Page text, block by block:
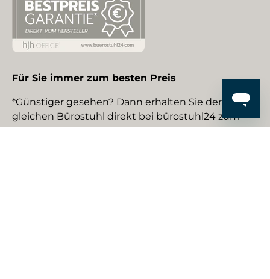
Für Sie immer zum besten Preis
*Günstiger gesehen? Dann erhalten Sie den
gleichen Bürostuhl direkt bei bürostuhl24 zum
identischen Preis. Gilt für identische Neuware bei